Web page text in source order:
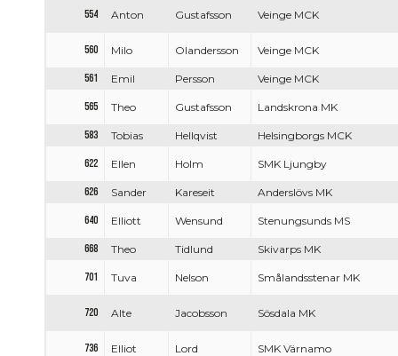
554 Anton Gustafsson Veinge MCK
560 Milo Olandersson Veinge MCK
561 Emil Persson Veinge MCK
565 Theo Gustafsson Landskrona MK
583 Tobias Hellqvist Helsingborgs MCK
622 Ellen Holm SMK Ljungby
626 Sander Kareseit Anderslövs MK
640 Elliott Wensund Stenungsunds MS
668 Theo Tidlund Skivarps MK
701 Tuva Nelson Smålandsstenar MK
720 Alte Jacobsson Sösdala MK
736 Elliot Lord SMK Värnamo